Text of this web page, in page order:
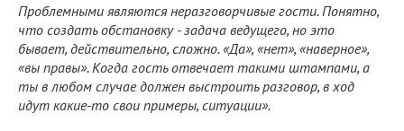
Проблемными являются неразговорчивые гости. Понятно,
что создать обстановку - задача ведущего, но это
бывает, действительно, сложно. «Да», «нет», «наверное»,
«вы правы». Когда гость отвечает такими штампами, а
ты в любом случае должен выстроить разговор, в ход
идут какие-то свои примеры, ситуации».